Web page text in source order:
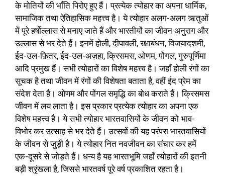
के मोतियों की भाँति पिरोए हुए हैं। प्रत्येक त्योहार का अपना धार्मिक,
सामाजिक तथा ऐतिहासिक महत्त्व है। ये त्योहार अलग-अलग ऋतुओं
में पूरे हर्षोल्लास से मनाए जाते हैं और भारतीयों का जीवन अनुराग और
उल्लास से भर देते हैं। इनमें होली, दीपावली, रक्षाबंधन, विजयादशमी,
ईद-उल-फ़ितर, ईद-उल-अज़हा, क्रिसमस, ओणम, पोंगल, गुरुपूर्णिमा
आदि प्रमुख हैं। सभी त्योहारों का विशेष महत्त्व है। जहाँ होली रंगों का
सूचक है तथा जीवन में रंगों की विशेषता बताता है, वहीं ईद प्रेम का
संदेश देता है। ओणम और पोंगल समृद्धि का बोध कराते हैं। क्रिसमस
जीवन में लय लाता है। इस प्रकार प्रत्येक त्योहार का अपना एक
विशेष महत्त्व है। ये सभी त्योहार भारतवासियों के जीवन को भाव-
विभोर कर उत्साह से भर देते हैं। उत्सवों की यह परंपरा भारतवासियों
के जीवन से जुड़ी है। ये त्योहार नित नवजीवन का संचार कर हमें
एक-दूसरे से जोड़ते हैं। धन्य है यह भारतभूमि जहाँ त्योहारों की इतनी
बड़ी श्रृंखला है, जिससे भारतवर्ष पूरे वर्ष प्रकाशित रहता है।